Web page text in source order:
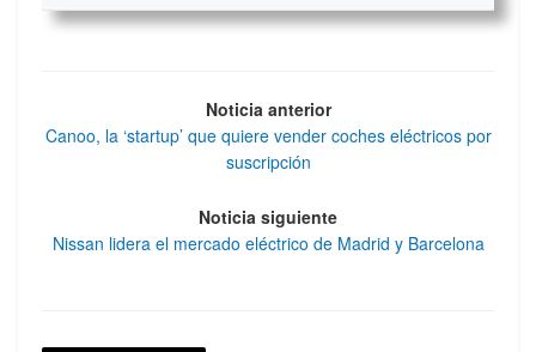
Noticia anterior
Canoo, la ‘startup’ que quiere vender coches eléctricos por
suscripción
Noticia siguiente
Nissan lidera el mercado eléctrico de Madrid y Barcelona